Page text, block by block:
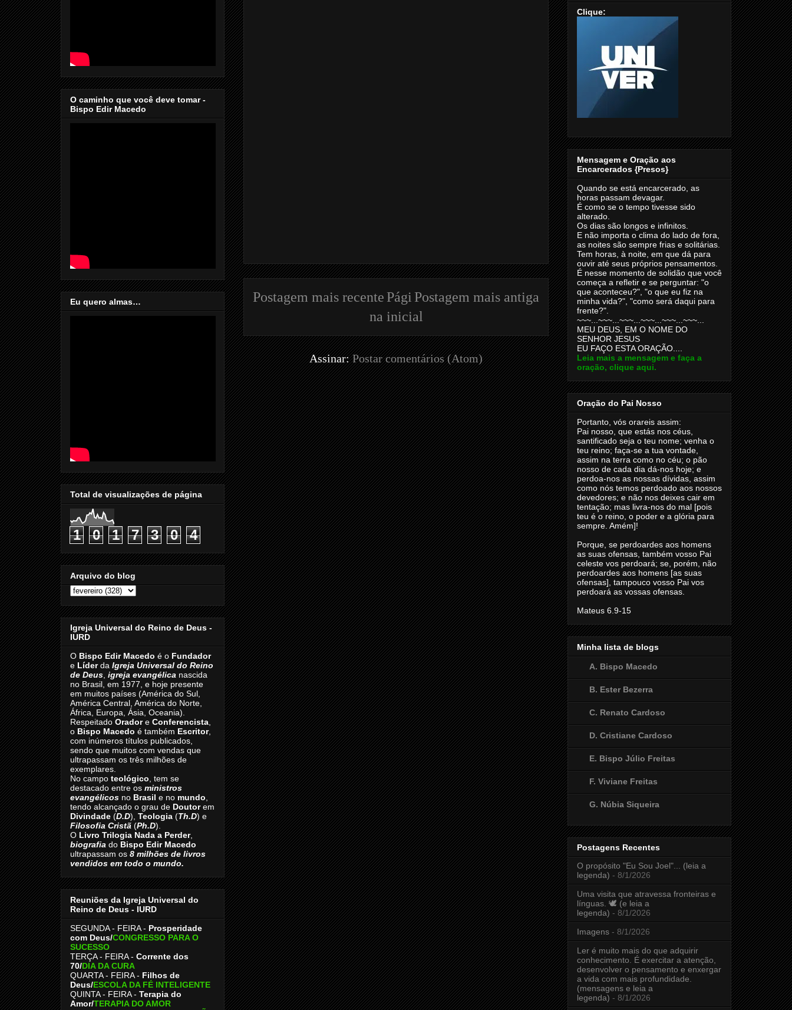
Postagem mais recente Postagem mais antiga
Pági
na inicial
Assinar:Postar comentários (Atom)
O caminho que você deve tomar -
Bispo Edir Macedo
Eu quero almas…
Total de visualizações de página
1 0 1 7 3 0 4
Arquivo do blog
Igreja Universal do Reino de Deus -
IURD
O Bispo Edir Macedo é o Fundador
e Líderda Igreja Universal do Reino
de Deus, igreja evangélica nascida
no Brasil, em 1977, e hoje presente
em muitos países (América do Sul,
América Central, América do Norte,
África, Europa, Ásia, Oceania).
Respeitado Oradore Conferencista,
o Bispo Macedo é também Escritor,
com inúmeros títulos publicados,
sendo que muitos com vendas que
ultrapassam os três milhões de
exemplares.
No campo teológico, tem se
destacado entre os ministros
evangélicos no Brasil e no mundo,
tendo alcançado o grau de Doutorem
Divindade (D.D), Teologia (Th.D) e
Filosofia Cristã (Ph.D).
O Livro Trilogia Nada a Perder,
biografia do Bispo Edir Macedo
ultrapassam os 8 milhões de livros
vendidos em todo o mundo.
Reuniões da Igreja Universal do
Reino de Deus - IURD
SEGUNDA - FEIRA - Prosperidade
com Deus/CONGRESSO PARA O
SUCESSO
TERÇA - FEIRA - Corrente dos
70/DIA DA CURA
QUARTA - FEIRA - Filhos de
Deus/ESCOLA DA FÉ INTELIGENTE
QUINTA - FEIRA - Terapia do
Amor/TERAPIA DO AMOR
Clique:
Mensagem e Oração aos
Encarcerados {Presos}
Quando se está encarcerado, as
horas passam devagar.
É como se o tempo tivesse sido
alterado.
Os dias são longos e infinitos.
E não importa o clima do lado de fora,
as noites são sempre frias e solitárias.
Tem horas, à noite, em que dá para
ouvir até seus próprios pensamentos.
É nesse momento de solidão que você
começa a refletir e se perguntar: "o
que aconteceu?", "o que eu fiz na
minha vida?", "como será daqui para
frente?".
~~~...~~~...~~~...~~~...~~~...~~~...
MEU DEUS, EM O NOME DO
SENHOR JESUS
EU FAÇO ESTA ORAÇÃO....
Leia mais a mensagem e faça a
oração, clique aqui.
Oração do Pai Nosso
Portanto, vós orareis assim:
Pai nosso, que estás nos céus,
santificado seja o teu nome; venha o
teu reino; faça-se a tua vontade,
assim na terra como no céu; o pão
nosso de cada dia dá-nos hoje; e
perdoa-nos as nossas dívidas, assim
como nós temos perdoado aos nossos
devedores; e não nos deixes cair em
tentação; mas livra-nos do mal [pois
teu é o reino, o poder e a glória para
sempre. Amém]!
Porque, se perdoardes aos homens
as suas ofensas, também vosso Pai
celeste vos perdoará; se, porém, não
perdoardes aos homens [as suas
ofensas], tampouco vosso Pai vos
perdoará as vossas ofensas.
Mateus 6.9-15
Minha lista de blogs
A. Bispo Macedo
B. Ester Bezerra
C. Renato Cardoso
D. Cristiane Cardoso
E. Bispo Júlio Freitas
F. Viviane Freitas
G. Núbia Siqueira
Postagens Recentes
O propósito "Eu Sou Joel"... (leia a
legenda) - 8/1/2026
Uma visita que atravessa fronteiras e
línguas. 🕊️ (e leia a
legenda) - 8/1/2026
Imagens - 8/1/2026
Ler é muito mais do que adquirir
conhecimento. É exercitar a atenção,
desenvolver o pensamento e enxergar
a vida com mais profundidade.
(mensagens e leia a
legenda) - 8/1/2026